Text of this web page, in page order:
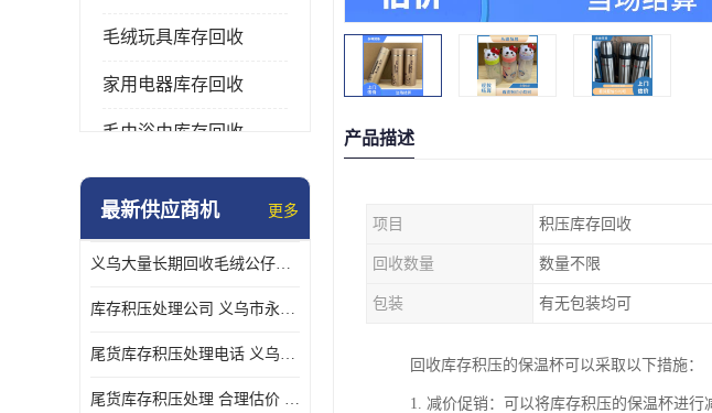
毛绒玩具库存回收
家用电器库存回收
毛巾浴巾库存回收
水杯保温杯库存回收
五金工具库存回收
库存厨具回收
最新供应商机 更多
义乌大量长期回收毛绒公仔公司 高价回收库存积压 高价回收 欢迎电话咨询
库存积压处理公司 义乌市永峰贸易商行
尾货库存积压处理电话 义乌市永峰贸易商行
尾货库存积压处理 合理估价 量大量小均可
产品描述
项目 积压库存回收
回收数量 数量不限
包装 有无包装均可
回收库存积压的保温杯可以采取以下措施：
1. 减价促销：可以将库存积压的保温杯进行